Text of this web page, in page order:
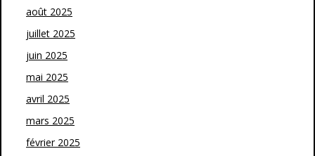
août 2025
juillet 2025
juin 2025
mai 2025
avril 2025
mars 2025
février 2025